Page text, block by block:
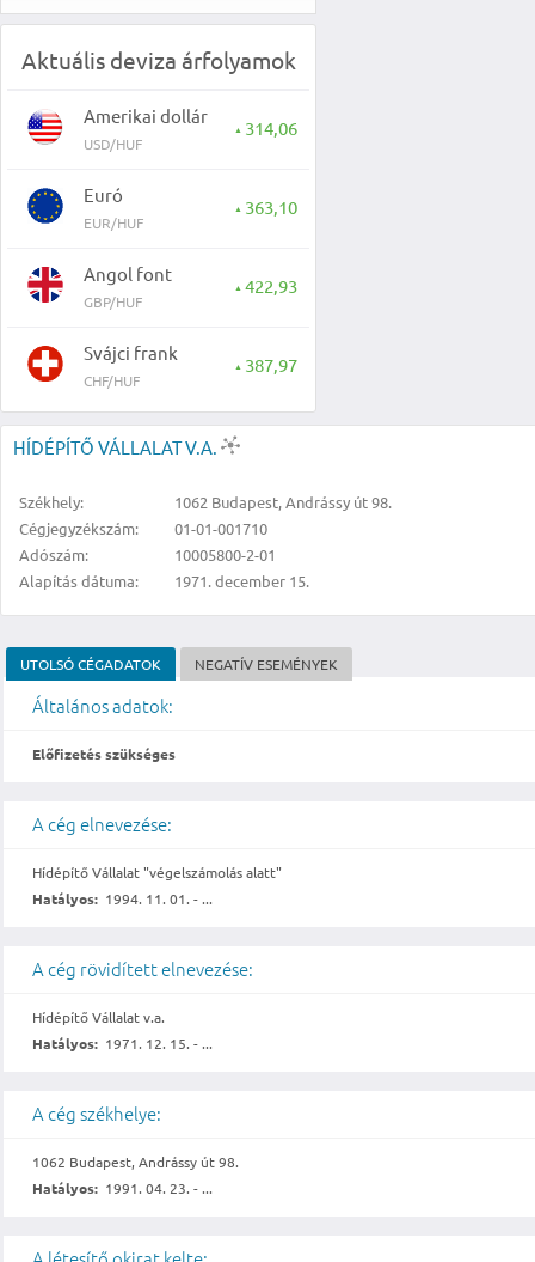
Aktuális deviza árfolyamok
Amerikai dollár
USD/HUF
▲ 314,06
Euró
EUR/HUF
▲ 363,10
Angol font
GBP/HUF
▲ 422,93
Svájci frank
CHF/HUF
▲ 387,97
HÍDÉPÍTŐ VÁLLALAT V.A.
Székhely:
1062 Budapest, Andrássy út 98.
Cégjegyzékszám:
01-01-001710
Adószám:
10005800-2-01
Alapítás dátuma:
1971. december 15.
UTOLSÓ CÉGADATOK NEGATÍV ESEMÉNYEK
Általános adatok:
Előfizetés szükséges
A cég elnevezése:
Hídépítő Vállalat "végelszámolás alatt"
Hatályos: 1994. 11. 01. - ...
A cég rövidített elnevezése:
Hídépítő Vállalat v.a.
Hatályos: 1971. 12. 15. - ...
A cég székhelye:
1062 Budapest, Andrássy út 98.
Hatályos: 1991. 04. 23. - ...